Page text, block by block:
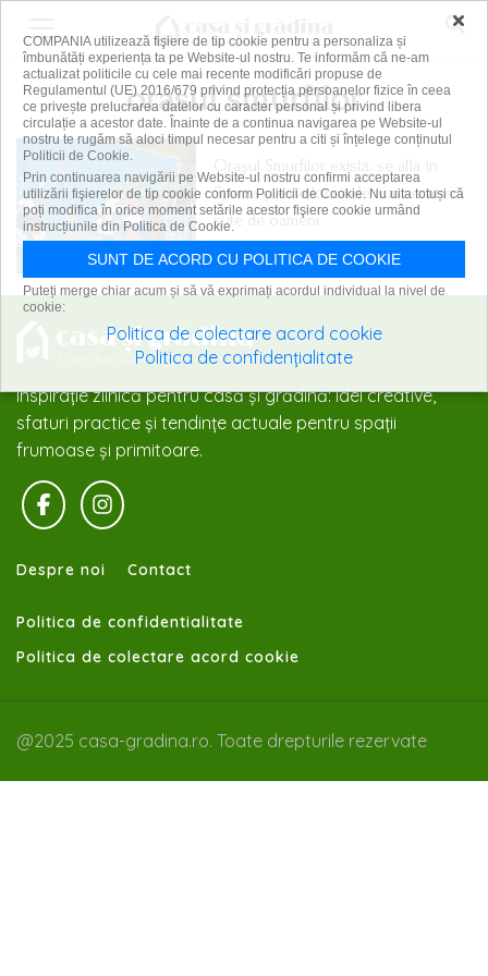
orasul smurfilor
Orașul Smurfilor există: se află în
Spania și este locuit de numai câteva
sute de oameni
Inspirație zilnică pentru casă și grădină: idei creative,
sfaturi practice și tendințe actuale pentru spații
frumoase și primitoare.
Despre noi Contact
Politica de confidentialitate
Politica de colectare acord cookie
@2025 casa-gradina.ro. Toate drepturile rezervate
×
COMPANIA utilizează fişiere de tip cookie pentru a personaliza și
îmbunătăți experiența ta pe Website-ul nostru. Te informăm că ne-am
actualizat politicile cu cele mai recente modificări propuse de
Regulamentul (UE) 2016/679 privind protecția persoanelor fizice în ceea
ce privește prelucrarea datelor cu caracter personal și privind libera
circulație a acestor date. Înainte de a continua navigarea pe Website-ul
nostru te rugăm să aloci timpul necesar pentru a citi și înțelege conținutul
Politicii de Cookie.
Prin continuarea navigării pe Website-ul nostru confirmi acceptarea
utilizării fişierelor de tip cookie conform Politicii de Cookie. Nu uita totuși că
poți modifica în orice moment setările acestor fişiere cookie urmând
instrucțiunile din Politica de Cookie.
SUNT DE ACORD CU POLITICA DE COOKIE
Puteți merge chiar acum și să vă exprimați acordul individual la nivel de
cookie:
Politica de colectare acord cookie
Politica de confidențialitate